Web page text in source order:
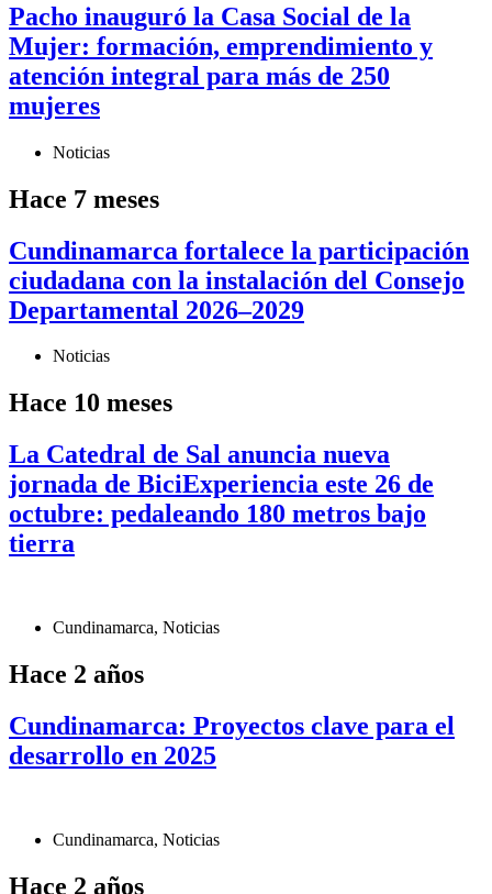
Pacho inauguró la Casa Social de la
Mujer: formación, emprendimiento y
atención integral para más de 250
mujeres
Noticias
Hace 7 meses
Cundinamarca fortalece la participación
ciudadana con la instalación del Consejo
Departamental 2026–2029
Noticias
Hace 10 meses
La Catedral de Sal anuncia nueva
jornada de BiciExperiencia este 26 de
octubre: pedaleando 180 metros bajo
tierra
Cundinamarca, Noticias
Hace 2 años
Cundinamarca: Proyectos clave para el
desarrollo en 2025
Cundinamarca, Noticias
Hace 2 años